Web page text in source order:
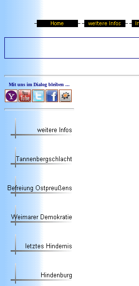
Mit uns im Dialog bleiben ...